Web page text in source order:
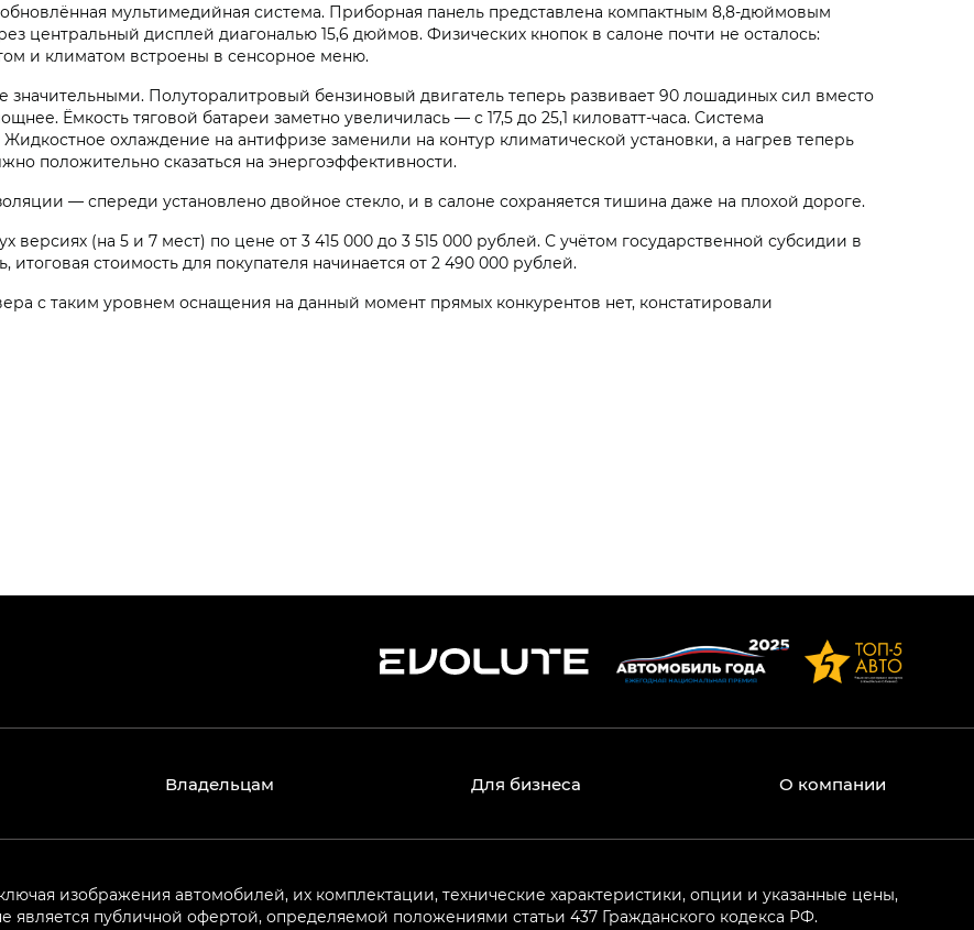
мультимедийная система. Приборная панель представлена компактным 8,8-дюймовым
центральный дисплей диагональю 15,6 дюймов. Физических кнопок в салоне почти не осталось:
и климатом встроены в сенсорное меню.
значительными. Полуторалитровый бензиновый двигатель теперь развивает 90 лошадиных сил вместо
Ёмкость тяговой батареи заметно увеличилась — с 17,5 до 25,1 киловатт-часа. Система
охлаждение на антифризе заменили на контур климатической установки, а нагрев теперь
положительно сказаться на энергоэффективности.
— спереди установлено двойное стекло, и в салоне сохраняется тишина даже на плохой дороге.
версиях (на 5 и 7 мест) по цене от 3 415 000 до 3 515 000 рублей. С учётом государственной субсидии в
итоговая стоимость для покупателя начинается от 2 490 000 рублей.
с таким уровнем оснащения на данный момент прямых конкурентов нет, констатировали
Владельцам Для бизнеса О компании
изображения автомобилей, их комплектации, технические характеристики, опции и указанные цены,
публичной офертой, определяемой положениями статьи 437 Гражданского кодекса РФ.